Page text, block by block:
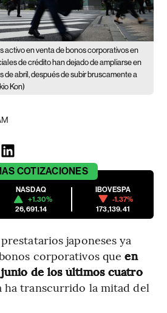
activo en venta de bonos corporativos en
de crédito han dejado de ampliarse en
de abril, después de subir bruscamente a
Kon)
COTIZACIONES
NASDAQ
+1.30%
26,691.14
IBOVESPA
-1.37%
173,139.41
japoneses ya
corporativos queen
de los últimos cuatro
ha transcurrido la mitad del